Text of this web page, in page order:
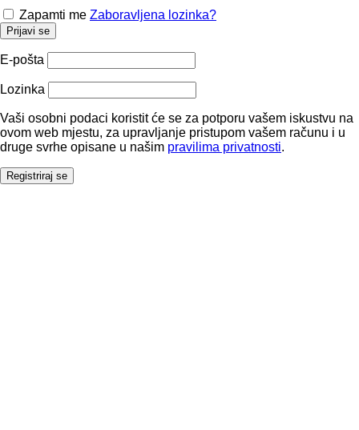
Zapamti me Zaboravljena lozinka?
Prijavi se
E-pošta
Lozinka
Vaši osobni podaci koristit će se za potporu vašem iskustvu na
ovom web mjestu, za upravljanje pristupom vašem računu i u
druge svrhe opisane u našim pravilima privatnosti.
Registriraj se